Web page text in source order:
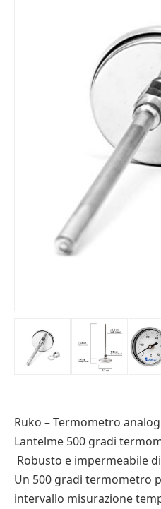
Ruko – Termometro
Lantelme 500 gradi
Robusto e impermeabile di
Un 500 gradi termometro
intervallo misurazione